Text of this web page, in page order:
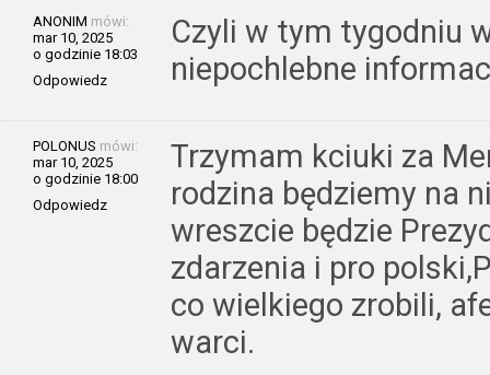
ANONIM mówi:
mar 10, 2025
o godzinie 18:03
Odpowiedz
Czyli w tym tygodniu
niepochlebne
POLONUS mówi:
mar 10, 2025
o godzinie 18:00
Odpowiedz
Trzymam kciuki za
rodzina będziemy na
wreszcie będzie
zdarzenia i pro
co wielkiego zrobili,
warci.